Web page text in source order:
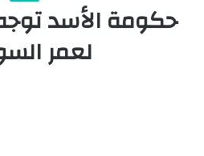
حكومة الأسد
لعمر